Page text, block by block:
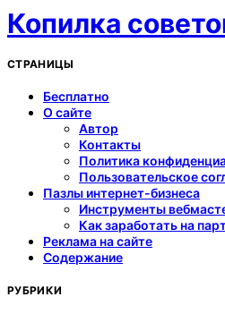
Копилка
СТРАНИЦЫ
Бесплатно
О сайте
Автор
Контакты
Политика
Пользовательское
Пазлы интернет-бизнеса
Инструменты
Как заработать на
Реклама на сайте
Содержание
РУБРИКИ